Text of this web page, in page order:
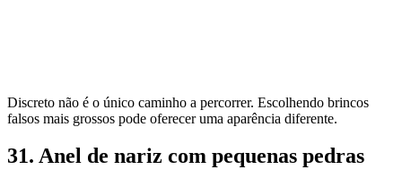
Discreto não é o único caminho a percorrer. Escolhendo brincos
falsos mais grossos pode oferecer uma aparência diferente.
31. Anel de nariz com pequenas pedras